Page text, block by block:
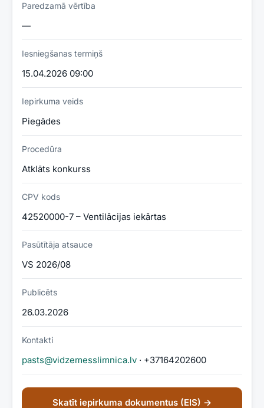
Paredzamā vērtība
—
Iesniegšanas termiņš
15.04.2026 09:00
Iepirkuma veids
Piegādes
Procedūra
Atklāts konkurss
CPV kods
42520000-7 – Ventilācijas iekārtas
Pasūtītāja atsauce
VS 2026/08
Publicēts
26.03.2026
Kontakti
pasts@vidzemesslimnica.lv · +37164202600
Skatīt iepirkuma dokumentus (EIS) →